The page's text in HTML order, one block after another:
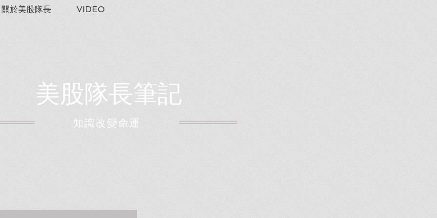
關於美股隊長 VIDEO
美股隊長筆記
​知識改變命運